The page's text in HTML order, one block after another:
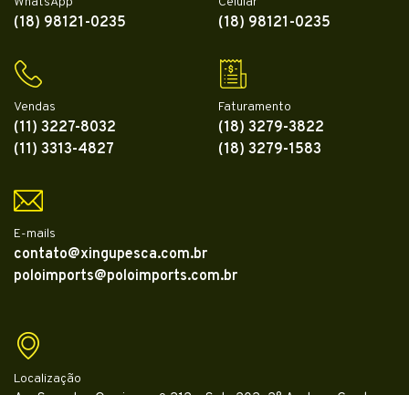
(18) 98121-0235 (18) 98121-0235
Vendas
(11) 3227-8032
(11) 3313-4827
Faturamento
(18) 3279-3822
(18) 3279-1583
E-mails
contato@xingupesca.com.br
poloimports@poloimports.com.br
Localização